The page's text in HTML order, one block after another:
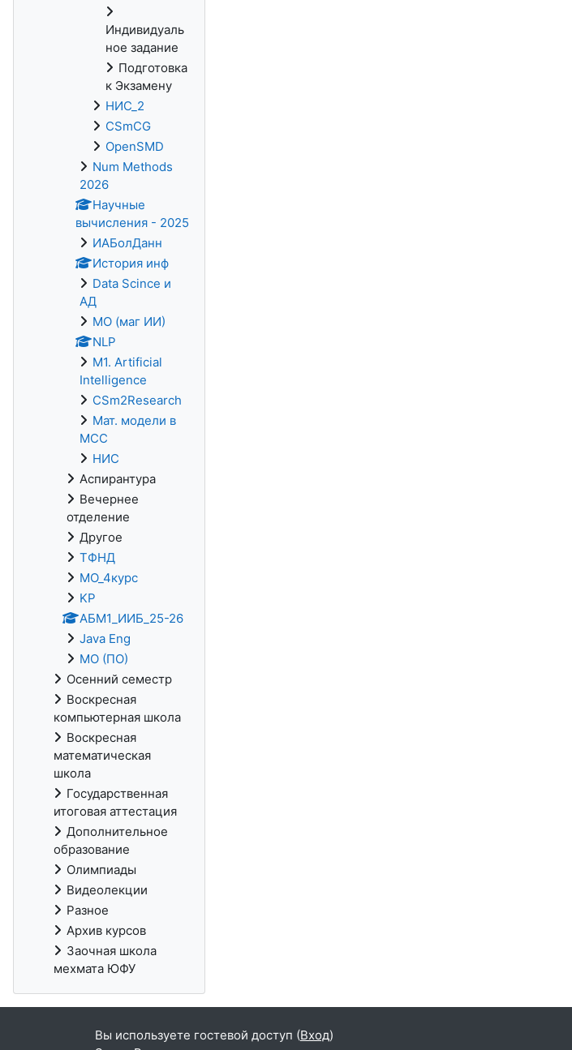
Индивидуаль
ное задание
Подготовка
к Экзамену
НИС_2
CSmCG
OpenSMD
Num Methods
2026
Научные
вычисления - 2025
ИАБолДанн
История инф
Data Scince и
АД
МО (маг ИИ)
NLP
M1. Artificial
Intelligence
CSm2Research
Мат. модели в
МСС
НИС
Аспирантура
Вечернее
отделение
Другое
ТФНД
МО_4курс
KP
АБМ1_ИИБ_25-26
Java Eng
МО (ПО)
Осенний семестр
Воскресная
компьютерная школа
Воскресная
математическая
школа
Государственная
итоговая аттестация
Дополнительное
образование
Олимпиады
Видеолекции
Разное
Архив курсов
Заочная школа
мехмата ЮФУ
Вы используете гостевой доступ (Вход)